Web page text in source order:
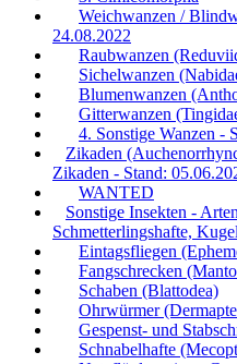
Weichwanzen /
24.08.2022
Raubwanzen
Sichelwanzen
Blumenwanzen
Gitterwanzen
4. Sonstige Wanzen -
Zikaden
Zikaden - Stand:
WANTED
Sonstige Insekten -
Schmetterlingshafte,
Eintagsfliegen
Fangschrecken
Schaben (Blattodea)
Ohrwürmer
Gespenst- und
Schnabelhafte